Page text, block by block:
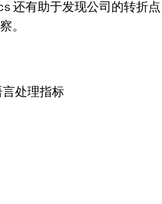
还有助于发现公司的转折点
。
处理指标